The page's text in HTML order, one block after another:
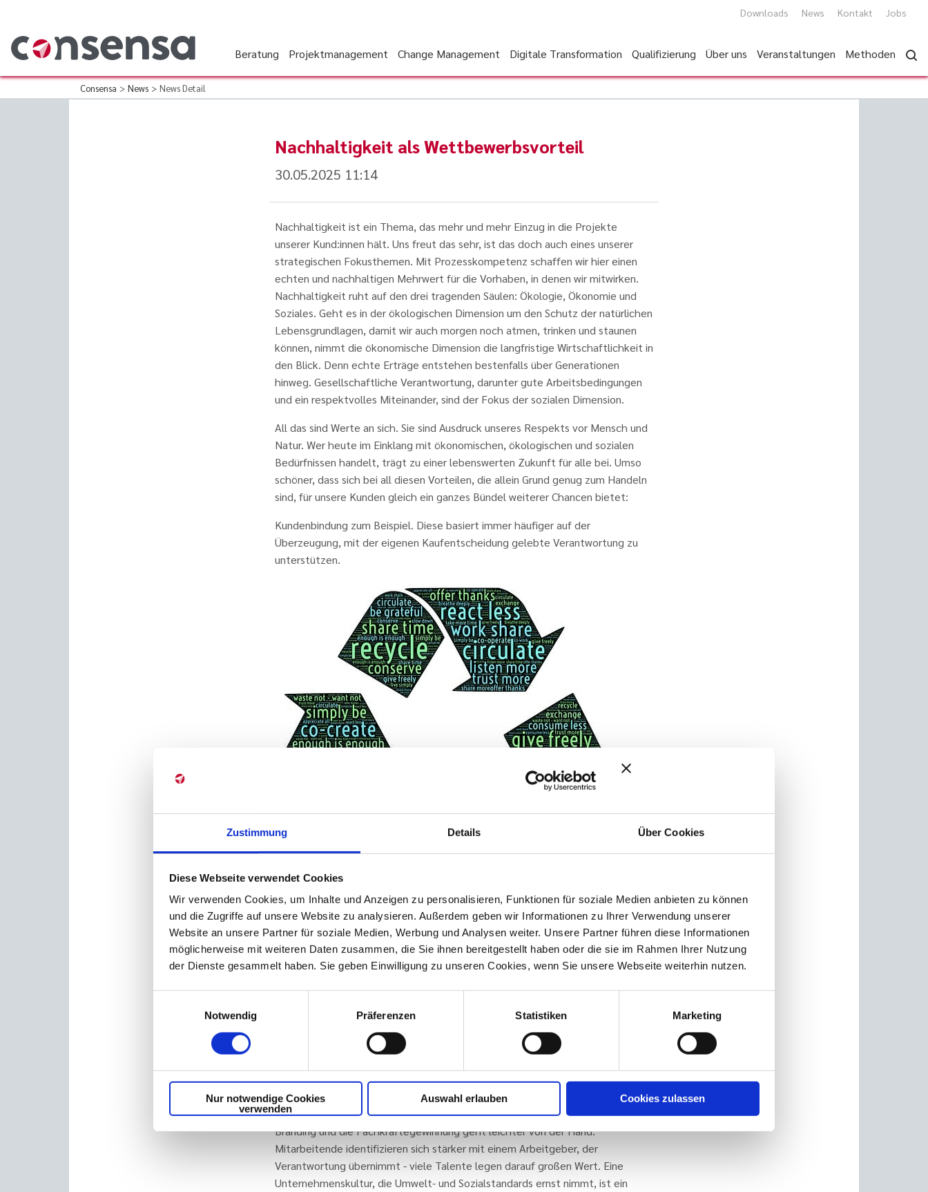
Zustimmung Details Über Cookies
Diese Webseite verwendet Cookies
Wir verwenden Cookies, um Inhalte und Anzeigen zu personalisieren, Funktionen für soziale Medien anbieten zu können
und die Zugriffe auf unsere Website zu analysieren. Außerdem geben wir Informationen zu Ihrer Verwendung unserer
Website an unsere Partner für soziale Medien, Werbung und Analysen weiter. Unsere Partner führen diese Informationen
möglicherweise mit weiteren Daten zusammen, die Sie ihnen bereitgestellt haben oder die sie im Rahmen Ihrer Nutzung
der Dienste gesammelt haben. Sie geben Einwilligung zu unseren Cookies, wenn Sie unsere Webseite weiterhin nutzen.
Notwendig
Präferenzen Statistiken Marketing
Nur notwendige Cookies
verwenden
Auswahl erlauben Cookies zulassen
Downloads News Kontakt Jobs
Beratung Projektmanagement Change Management Digitale Transformation Qualifizierung Über uns Veranstaltungen Methoden
Consensa > News > News Detail
Nachhaltigkeit als Wettbewerbsvorteil
30.05.2025 11:14
Nachhaltigkeit ist ein Thema, das mehr und mehr Einzug in die Projekte
unserer Kund:innen hält. Uns freut das sehr, ist das doch auch eines unserer
strategischen Fokusthemen. Mit Prozesskompetenz schaffen wir hier einen
echten und nachhaltigen Mehrwert für die Vorhaben, in denen wir mitwirken.
Nachhaltigkeit ruht auf den drei tragenden Säulen: Ökologie, Ökonomie und
Soziales. Geht es in der ökologischen Dimension um den Schutz der natürlichen
Lebensgrundlagen, damit wir auch morgen noch atmen, trinken und staunen
können, nimmt die ökonomische Dimension die langfristige Wirtschaftlichkeit in
den Blick. Denn echte Erträge entstehen bestenfalls über Generationen
hinweg. Gesellschaftliche Verantwortung, darunter gute Arbeitsbedingungen
und ein respektvolles Miteinander, sind der Fokus der sozialen Dimension.
All das sind Werte an sich. Sie sind Ausdruck unseres Respekts vor Mensch und
Natur. Wer heute im Einklang mit ökonomischen, ökologischen und sozialen
Bedürfnissen handelt, trägt zu einer lebenswerten Zukunft für alle bei. Umso
schöner, dass sich bei all diesen Vorteilen, die allein Grund genug zum Handeln
sind, für unsere Kunden gleich ein ganzes Bündel weiterer Chancen bietet:
Kundenbindung zum Beispiel. Diese basiert immer häufiger auf der
Überzeugung, mit der eigenen Kaufentscheidung gelebte Verantwortung zu
unterstützen.
Unser Tipp: Tue Gutes und rede darüber. Für mehr Nachhaltigkeit in der Welt
und eine intensivere Kundenbindung für Deine Organisation.
energiesparende Technologien, optimierter Materialeinsatz und schlankere
Logistik senken die Betriebskosten und reduzieren den CO₂-Fußabdruck. Wer
jetzt investiert, beugt außerdem möglichen schärferen Regularien vor, die oft
mit Strafzahlungen oder mindestens mit kostspieligen Nachrüstungen
daherkommen.
Last but not Least: Als nachhaltiger Vorreiter tut ihr etwas für das Employer
Branding und die Fachkräftegewinnung geht leichter von der Hand.
Mitarbeitende identifizieren sich stärker mit einem Arbeitgeber, der
Verantwortung übernimmt - viele Talente legen darauf großen Wert. Eine
Unternehmenskultur, die Umwelt- und Sozialstandards ernst nimmt, ist ein